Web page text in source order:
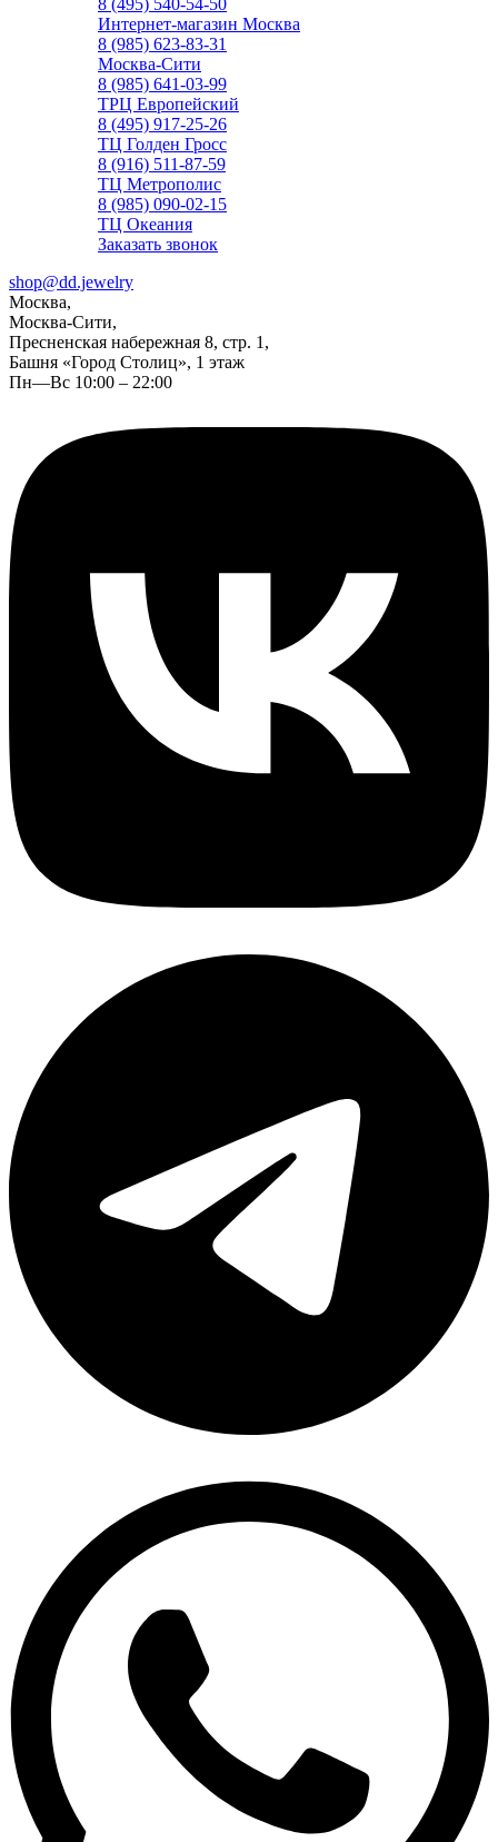
8 (495) 540-54-50
Интернет-магазин Москва
8 (985) 623-83-31
Москва-Сити
8 (985) 641-03-99
ТРЦ Европейский
8 (495) 917-25-26
ТЦ Голден Гросс
8 (916) 511-87-59
ТЦ Метрополис
8 (985) 090-02-15
ТЦ Океания
Заказать звонок
shop@dd.jewelry
Москва,
Москва-Сити,
Пресненская набережная 8, стр. 1,
Башня «Город Столиц», 1 этаж
Пн—Вс 10:00 – 22:00